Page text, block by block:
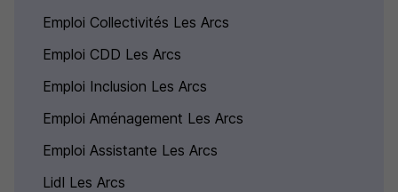
Emploi Collectivités Les Arcs
Emploi CDD Les Arcs
Emploi Inclusion Les Arcs
Emploi Aménagement Les Arcs
Emploi Assistante Les Arcs
Lidl Les Arcs